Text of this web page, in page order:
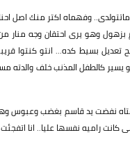
وفهماه اكتر منك اصل
وهو يرى احتقان وجه
تعديل بسيط كده... انتو
كالطفل المذنب خلف والدته
نفضت يد قاسم بغضب وعبوس
راميه نفسها عليا.. انا اتفجئت